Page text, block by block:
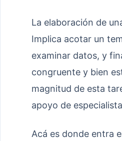
La elaboración de
Implica acotar un
examinar datos, y
congruente y bien
magnitud de esta
apoyo de
Acá es donde entra